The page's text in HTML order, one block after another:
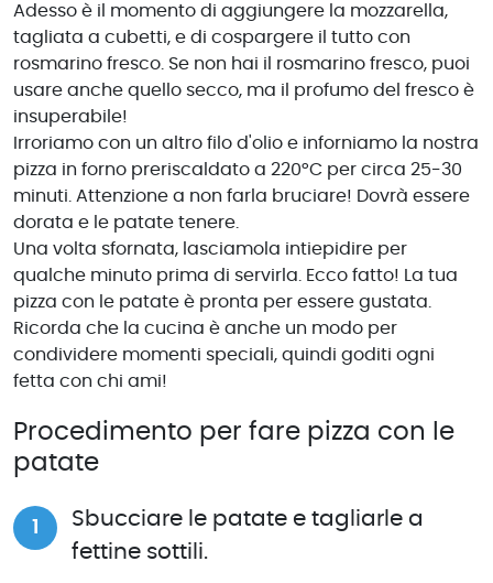
Adesso è il momento di aggiungere la mozzarella,
tagliata a cubetti, e di cospargere il tutto con
rosmarino fresco. Se non hai il rosmarino fresco, puoi
usare anche quello secco, ma il profumo del fresco è
insuperabile!
Irroriamo con un altro filo d'olio e inforniamo la nostra
pizza in forno preriscaldato a 220°C per circa 25-30
minuti. Attenzione a non farla bruciare! Dovrà essere
dorata e le patate tenere.
Una volta sfornata, lasciamola intiepidire per
qualche minuto prima di servirla. Ecco fatto! La tua
pizza con le patate è pronta per essere gustata.
Ricorda che la cucina è anche un modo per
condividere momenti speciali, quindi goditi ogni
fetta con chi ami!
Procedimento per fare pizza con le
patate
Sbucciare le patate e tagliarle a
fettine sottili.